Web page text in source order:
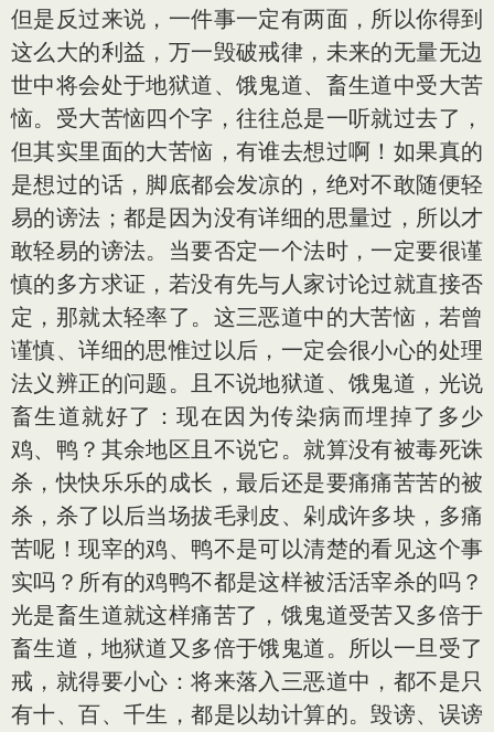
但是反过来说，一件事一定有两面，所以你得到
这么大的利益，万一毁破戒律，未来的无量无边
世中将会处于地狱道、饿鬼道、畜生道中受大苦
恼。受大苦恼四个字，往往总是一听就过去了，
但其实里面的大苦恼，有谁去想过啊！如果真的
是想过的话，脚底都会发凉的，绝对不敢随便轻
易的谤法；都是因为没有详细的思量过，所以才
敢轻易的谤法。当要否定一个法时，一定要很谨
慎的多方求证，若没有先与人家讨论过就直接否
定，那就太轻率了。这三恶道中的大苦恼，若曾
谨慎、详细的思惟过以后，一定会很小心的处理
法义辨正的问题。且不说地狱道、饿鬼道，光说
畜生道就好了：现在因为传染病而埋掉了多少
鸡、鸭？其余地区且不说它。就算没有被毒死诛
杀，快快乐乐的成长，最后还是要痛痛苦苦的被
杀，杀了以后当场拔毛剥皮、剁成许多块，多痛
苦呢！现宰的鸡、鸭不是可以清楚的看见这个事
实吗？所有的鸡鸭不都是这样被活活宰杀的吗？
光是畜生道就这样痛苦了，饿鬼道受苦又多倍于
畜生道，地狱道又多倍于饿鬼道。所以一旦受了
戒，就得要小心：将来落入三恶道中，都不是只
有十、百、千生，都是以劫计算的。毁谤、误谤